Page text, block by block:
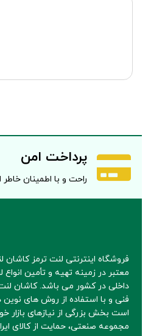
پرداخت امن
راحت و با اطمینان خاطر
فروشگاه اینترنتی لنت ترمز
معتبر در زمینه تهیه و تأمین انواع
داخلی در کشور می باشد. کاشان
فنی و با استفاده از روش های نوین
است بخش بزرگی از نیازهای بازار
مجموعه صنعتی، حمایت از کالای